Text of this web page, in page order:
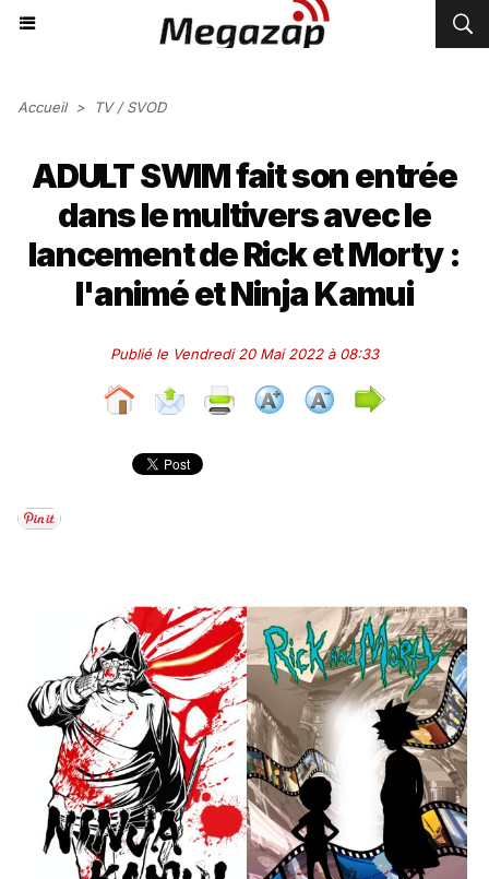
Accueil > TV / SVOD
ADULT SWIM fait son entrée
dans le multivers avec le
lancement de Rick et Morty :
l'animé et Ninja Kamui
Publié le Vendredi 20 Mai 2022 à 08:33